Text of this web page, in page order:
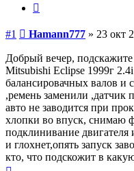
#1 Сообщение
Hamann777 » 23 окт
Добрый вечер, подскажите
Mitsubishi Eclipse 1999г
балансировачных валов и
,ремень заменили ,датчик
авто не заводится при
хлопки во впуск, снимаю
подклинивание двигателя
и глохнет,опять запуск
кто, что подскожит в